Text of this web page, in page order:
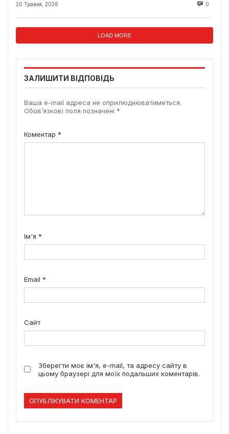
20 Травня, 2026 0
LOAD MORE
ЗАЛИШИТИ ВІДПОВІДЬ
Ваша e-mail адреса не оприлюднюватиметься.
Обов’язкові поля позначені *
Коментар *
Ім'я *
Email *
Сайт
Зберегти моє ім'я, e-mail, та адресу сайту в
цьому браузері для моїх подальших коментарів.